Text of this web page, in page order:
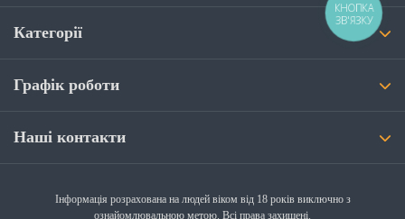
Категорії
Графік роботи
Наші контакти
Інформація розрахована на людей віком від 18 років виключно з
ознайомлювальною метою. Всі права захищені.
КНОПКА
ЗВ'ЯЗКУ